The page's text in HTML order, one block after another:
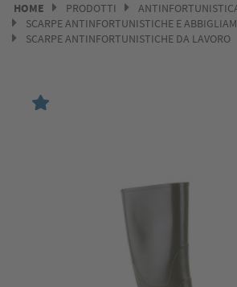
HOME PRODOTTI
SCARPE ANTINFORTUNISTICHE E
SCARPE ANTINFORTUNISTICHE DA LAVORO